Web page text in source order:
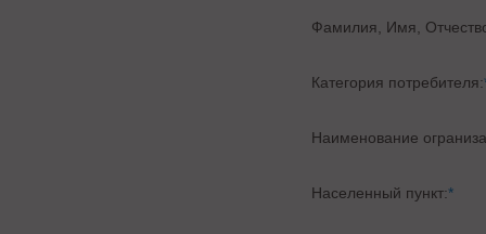
Фамилия, Имя,
Категория потребителя:
Наименование
Населенный пункт:*